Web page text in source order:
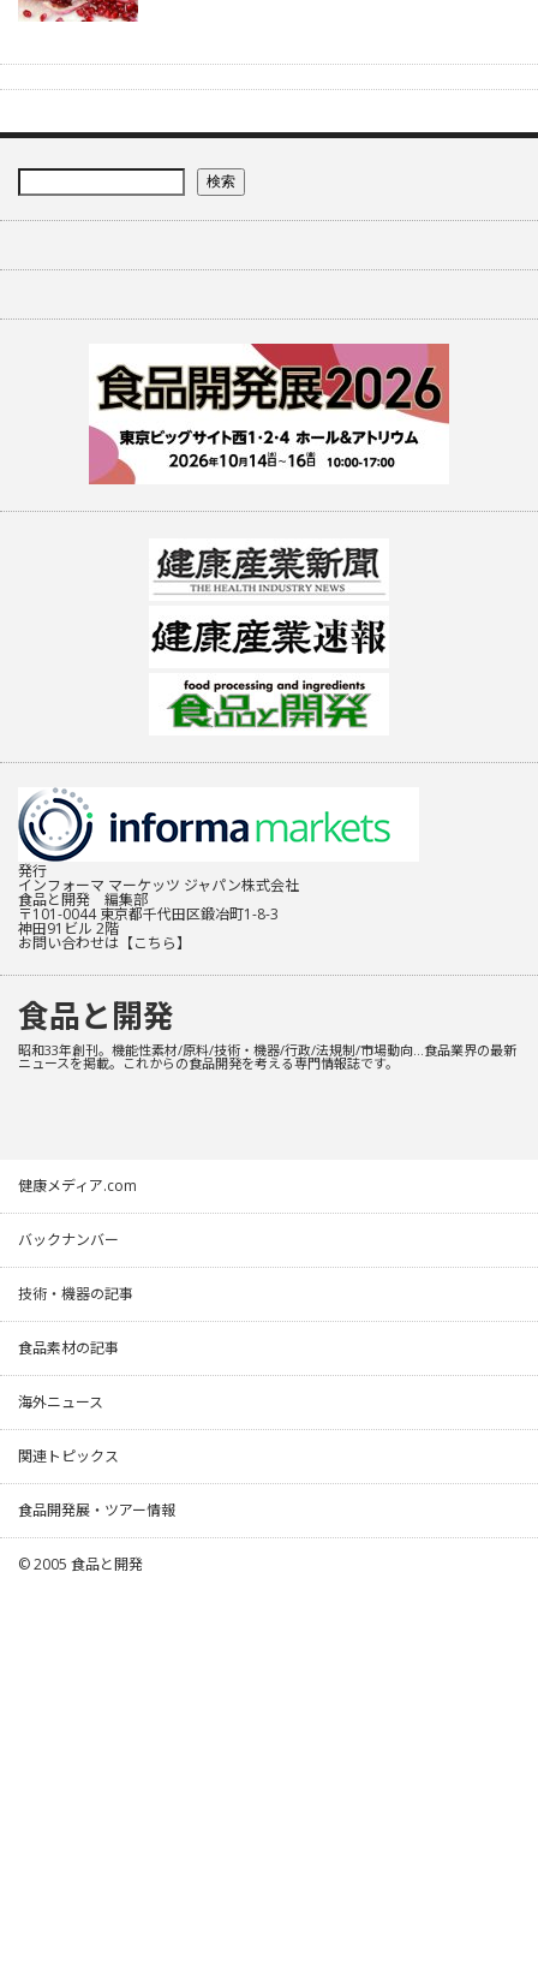
検索
発行
インフォーマ マーケッツ ジャパン株式会社
食品と開発 編集部
〒101-0044 東京都千代田区鍛冶町1-8-3
神田91ビル 2階
お問い合わせは 【こちら】
食品と開発
昭和33年創刊。機能性素材/原料/技術・機器/行政/法規制/市場動向…食品業界の最新
ニュースを掲載。これからの食品開発を考える専門情報誌です。
健康メディア.com
バックナンバー
技術・機器の記事
食品素材の記事
海外ニュース
関連トピックス
食品開発展・ツアー情報
© 2005 食品と開発